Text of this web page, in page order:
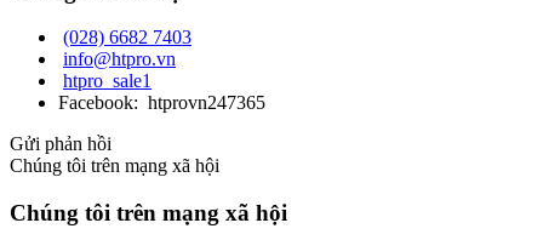
(028) 6682 7403
info@htpro.vn
htpro_sale1
Facebook: htprovn247365
Gửi phản hồi
Chúng tôi trên mạng xã hội
Chúng tôi trên mạng xã hội